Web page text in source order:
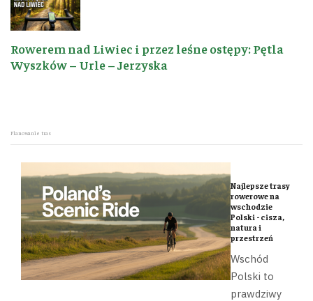
Rowerem nad Liwiec i przez leśne ostępy: Pętla
Wyszków – Urle – Jerzyska
Planowanie tras
Najlepsze trasy
rowerowe na
wschodzie
Polski - cisza,
natura i
przestrzeń
Wschód
Polski to
prawdziwy